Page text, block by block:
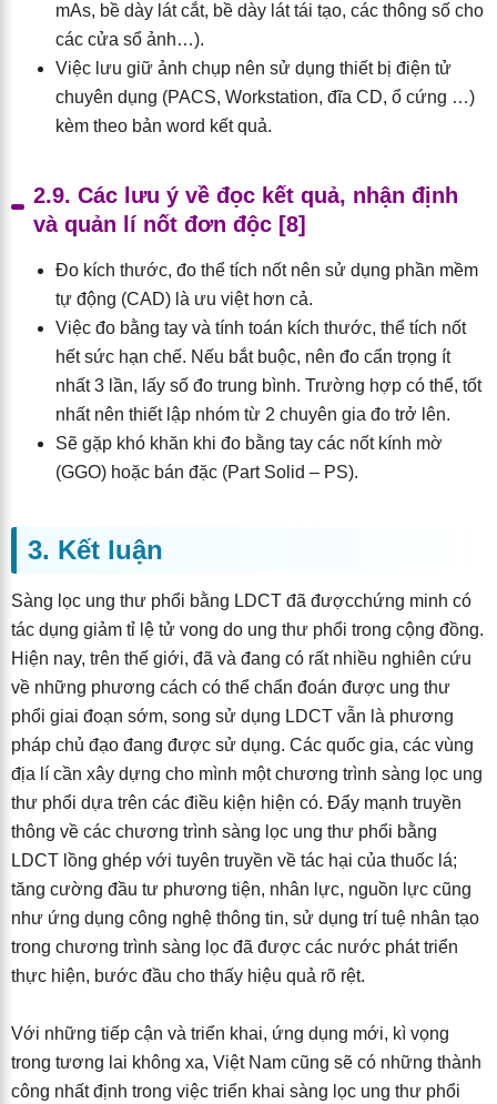
mAs, bề dày lát cắt, bề dày lát tái tạo, các thông số cho
các cửa sổ ảnh…).
Việc lưu giữ ảnh chụp nên sử dụng thiết bị điện tử
chuyên dụng (PACS, Workstation, đĩa CD, ổ cứng …)
kèm theo bản word kết quả.
2.9. Các lưu ý về đọc kết quả, nhận định
và quản lí nốt đơn độc [8]
Đo kích thước, đo thể tích nốt nên sử dụng phần mềm
tự động (CAD) là ưu việt hơn cả.
Việc đo bằng tay và tính toán kích thước, thể tích nốt
hết sức hạn chế. Nếu bắt buộc, nên đo cẩn trọng ít
nhất 3 lần, lấy số đo trung bình. Trường hợp có thể, tốt
nhất nên thiết lập nhóm từ 2 chuyên gia đo trở lên.
Sẽ gặp khó khăn khi đo bằng tay các nốt kính mờ
(GGO) hoặc bán đặc (Part Solid – PS).
3. Kết luận
Sàng lọc ung thư phổi bằng LDCT đã đượcchứng minh có
tác dụng giảm tỉ lệ tử vong do ung thư phổi trong cộng đồng.
Hiện nay, trên thế giới, đã và đang có rất nhiều nghiên cứu
về những phương cách có thể chẩn đoán được ung thư
phổi giai đoạn sớm, song sử dụng LDCT vẫn là phương
pháp chủ đạo đang được sử dụng. Các quốc gia, các vùng
địa lí cần xây dựng cho mình một chương trình sàng lọc ung
thư phổi dựa trên các điều kiện hiện có. Đẩy mạnh truyền
thông về các chương trình sàng lọc ung thư phổi bằng
LDCT lồng ghép với tuyên truyền về tác hại của thuốc lá;
tăng cường đầu tư phương tiện, nhân lực, nguồn lực cũng
như ứng dụng công nghệ thông tin, sử dụng trí tuệ nhân tạo
trong chương trình sàng lọc đã được các nước phát triển
thực hiện, bước đầu cho thấy hiệu quả rõ rệt.
Với những tiếp cận và triển khai, ứng dụng mới, kì vọng
trong tương lai không xa, Việt Nam cũng sẽ có những thành
công nhất định trong việc triển khai sàng lọc ung thư phổi